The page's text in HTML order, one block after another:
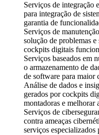
Serviços de integração
para integração de
garantia de
Serviços de
solução de problemas
cockpits digitais
Serviços baseados em
o armazenamento de
de software para maior
Análise de dados e
gerados por cockpits
montadoras e melhorar
Serviços de
contra ameaças
serviços especializados